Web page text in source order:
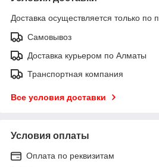
Доставка осуществляется только по
Самовывоз
Доставка курьером по Алматы
Транспортная компания
Все условия доставки
Условия оплаты
Оплата по реквизитам